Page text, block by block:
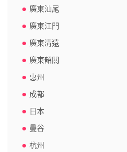
廣東汕尾
廣東江門
廣東清遠
廣東韶關
惠州
成都
日本
曼谷
杭州